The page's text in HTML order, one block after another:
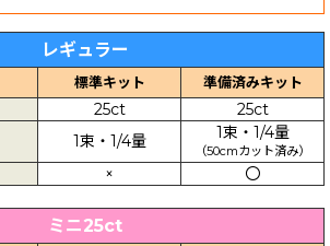
レギュラー
標準キット
準備済みキット
25ct 25ct
1束・1/4量 1束・1/4量
（50cmカット済み）
× 〇
ミニ25ct